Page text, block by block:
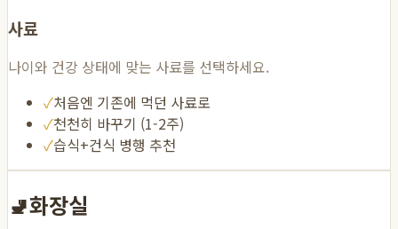
사료
나이와 건강 상태에 맞는 사료를 선택하세요.
✓처음엔 기존에 먹던 사료로
✓천천히 바꾸기 (1-2주)
✓습식+건식 병행 추천
🚽화장실